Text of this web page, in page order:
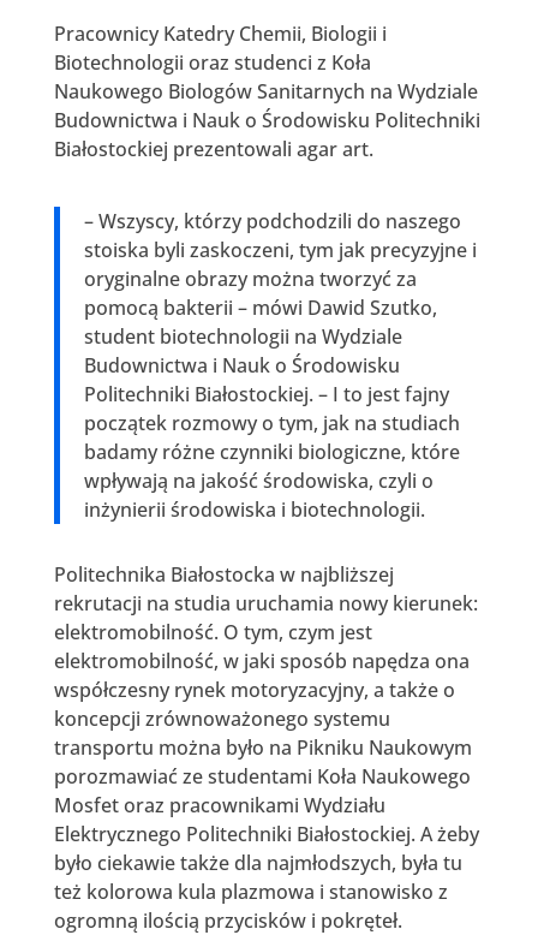
Pracownicy Katedry Chemii, Biologii i
Biotechnologii oraz studenci z Koła
Naukowego Biologów Sanitarnych na Wydziale
Budownictwa i Nauk o Środowisku Politechniki
Białostockiej prezentowali agar art.
– Wszyscy, którzy podchodzili do naszego
stoiska byli zaskoczeni, tym jak precyzyjne i
oryginalne obrazy można tworzyć za
pomocą bakterii – mówi Dawid Szutko,
student biotechnologii na Wydziale
Budownictwa i Nauk o Środowisku
Politechniki Białostockiej. – I to jest fajny
początek rozmowy o tym, jak na studiach
badamy różne czynniki biologiczne, które
wpływają na jakość środowiska, czyli o
inżynierii środowiska i biotechnologii.
Politechnika Białostocka w najbliższej
rekrutacji na studia uruchamia nowy kierunek:
elektromobilność. O tym, czym jest
elektromobilność, w jaki sposób napędza ona
współczesny rynek motoryzacyjny, a także o
koncepcji zrównoważonego systemu
transportu można było na Pikniku Naukowym
porozmawiać ze studentami Koła Naukowego
Mosfet oraz pracownikami Wydziału
Elektrycznego Politechniki Białostockiej. A żeby
było ciekawie także dla najmłodszych, była tu
też kolorowa kula plazmowa i stanowisko z
ogromną ilością przycisków i pokręteł.